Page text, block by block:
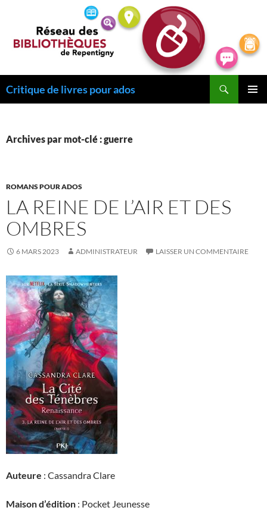
Critique de livres pour ados
Archives par mot-clé : guerre
ROMANS POUR ADOS
LA REINE DE L’AIR ET DES
OMBRES
6 MARS 2023 ADMINISTRATEUR LAISSER UN COMMENTAIRE
Auteure : Cassandra Clare
Maison d’édition : Pocket Jeunesse